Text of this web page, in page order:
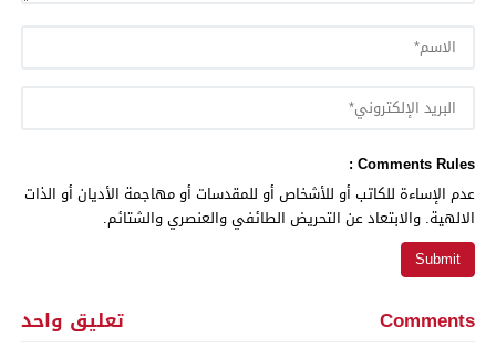
Comments Rules :
عدم الإساءة للكاتب أو للأشخاص أو للمقدسات أو مهاجمة الأديان أو الذات
الالهية. والابتعاد عن التحريض الطائفي والعنصري والشتائم.
Comments تعليق واحد